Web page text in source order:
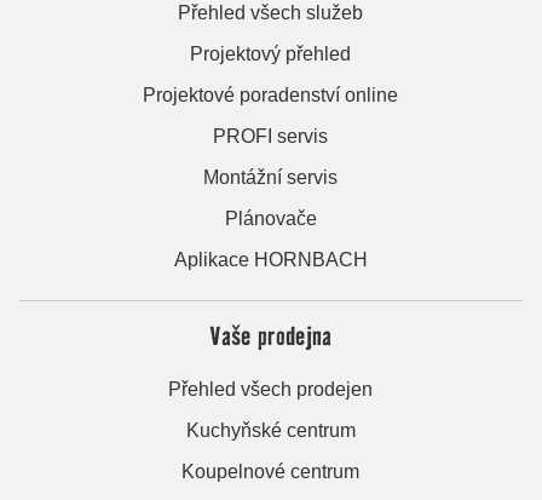
Přehled všech služeb
Projektový přehled
Projektové poradenství online
PROFI servis
Montážní servis
Plánovače
Aplikace HORNBACH
Vaše prodejna
Přehled všech prodejen
Kuchyňské centrum
Koupelnové centrum